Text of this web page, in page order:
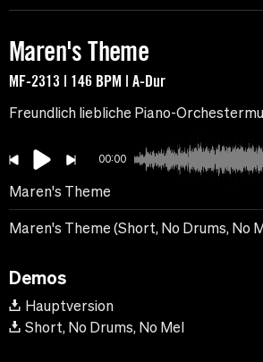
Maren's Theme
MF-2313 | 146 BPM | A-Dur
Freundlich liebliche Piano-
00:00
Maren's Theme
Maren's Theme (Short, No Drums, No
Demos
Hauptversion
Short, No Drums, No Mel